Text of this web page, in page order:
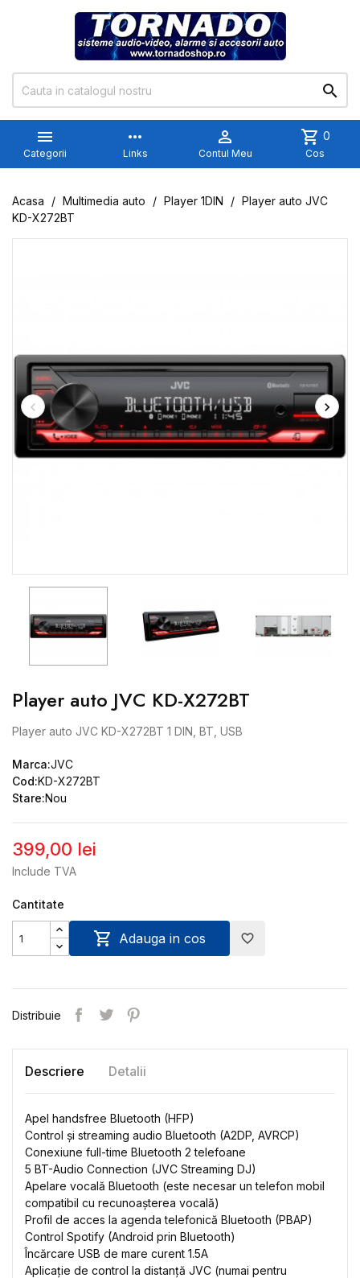


Categorii
more_horiz
Links

Contul Meu
shopping_cart 0
Cos
Acasa Multimedia auto Player 1DIN
Player auto JVC
KD-X272BT
Player auto JVC KD-X272BT
Player auto JVC KD-X272BT 1 DIN, BT, USB
Marca:JVC
Cod:KD-X272BT
Stare:Nou
399,00 lei
Include TVA
Cantitate
 Adauga in cos favorite_border
Distribuie
Descriere Detalii
Apel handsfree Bluetooth (HFP)
Control și streaming audio Bluetooth (A2DP, AVRCP)
Conexiune full-time Bluetooth 2 telefoane
5 BT-Audio Connection (JVC Streaming DJ)
Apelare vocală Bluetooth (este necesar un telefon mobil
compatibil cu recunoașterea vocală)
Profil de acces la agenda telefonică Bluetooth (PBAP)
Control Spotify (Android prin Bluetooth)
Încărcare USB de mare curent 1.5A
Aplicație de control la distanță JVC (numai pentru